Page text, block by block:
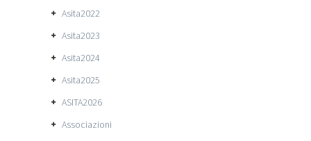
Asita2022
Asita2023
Asita2024
Asita2025
ASITA2026
Associazioni